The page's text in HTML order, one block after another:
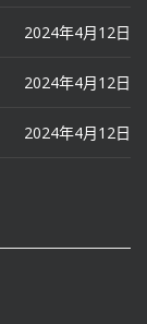
2024年4月12日
2024年4月12日
2024年4月12日